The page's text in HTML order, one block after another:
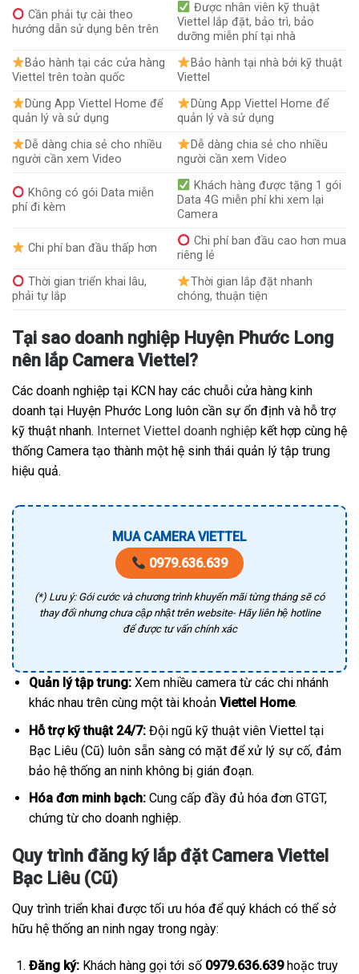
Cần phải tự cài theo
hướng dẫn sử dụng bên trên
Được nhân viên kỹ thuật
Viettel lắp đặt, bảo trì, bảo
dưỡng miễn phí tại nhà
Bảo hành tại các cửa hàng
Viettel trên toàn quốc
Bảo hành tại nhà bởi kỹ thuật
Viettel
Dùng App Viettel Home để
quản lý và sử dụng
Dùng App Viettel Home để
quản lý và sử dụng
Dễ dàng chia sẻ cho nhiều
người cần xem Video
Dễ dàng chia sẻ cho nhiều
người cần xem Video
Không có gói Data miễn
phí đi kèm
Khách hàng được tặng 1 gói
Data 4G miễn phí khi xem lại
Camera
Chi phí ban đầu thấp hơn
Chi phí ban đầu cao hơn mua
riêng lẻ
Thời gian triển khai lâu,
phải tự lắp
Thời gian lắp đặt nhanh
chóng, thuận tiện
Tại sao doanh nghiệp Huyện Phước Long
nên lắp Camera Viettel?
Các doanh nghiệp tại KCN hay các chuỗi cửa hàng kinh
doanh tại Huyện Phước Long luôn cần sự ổn định và hỗ trợ
kỹ thuật nhanh. Internet Viettel doanh nghiệp kết hợp cùng hệ
thống Camera tạo thành một hệ sinh thái quản lý tập trung
hiệu quả.
MUA CAMERA VIETTEL
0979.636.639
(*) Lưu ý: Gói cước và chương trình khuyến mãi từng tháng sẽ có
thay đổi nhưng chưa cập nhật trên website- Hãy liên hệ hotline
để được tư vấn chính xác
Quản lý tập trung:Xem nhiều camera từ các chi nhánh
khác nhau trên cùng một tài khoản Viettel Home.
Hỗ trợ kỹ thuật 24/7:Đội ngũ kỹ thuật viên Viettel tại
Bạc Liêu (Cũ) luôn sẵn sàng có mặt để xử lý sự cố, đảm
bảo hệ thống an ninh không bị gián đoạn.
Hóa đơn minh bạch:Cung cấp đầy đủ hóa đơn GTGT,
chứng từ cho doanh nghiệp.
Quy trình đăng ký lắp đặt Camera Viettel
Bạc Liêu (Cũ)
Quy trình triển khai được tối ưu hóa để quý khách có thể sở
hữu hệ thống an ninh ngay trong ngày:
Đăng ký:Khách hàng gọi tới số 0979.636.639hoặc truy